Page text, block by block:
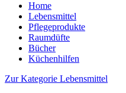
Home
Lebensmittel
Pflegeprodukte
Raumdüfte
Bücher
Küchenhilfen
Zur Kategorie Lebensmittel